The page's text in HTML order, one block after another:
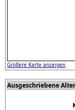
Größere Karte anzeigen
Ausgeschriebene